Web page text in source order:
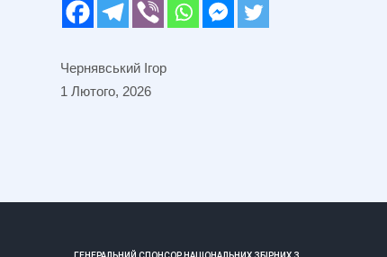
Чернявський Ігор
1 Лютого, 2026